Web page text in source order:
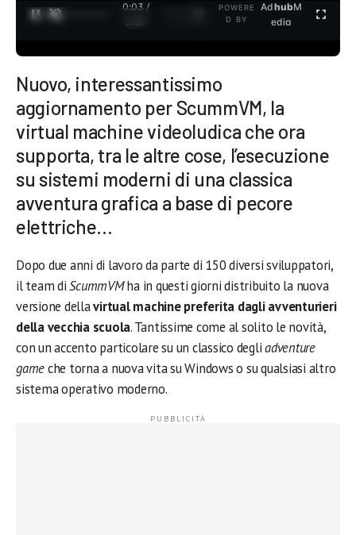
0:04 /
3:37
POWERE
D BY
AdhubM
edia
Nuovo, interessantissimo
aggiornamento per ScummVM, la
virtual machine videoludica che ora
supporta, tra le altre cose, l’esecuzione
su sistemi moderni di una classica
avventura grafica a base di pecore
elettriche…
Dopo due anni di lavoro da parte di 150 diversi sviluppatori,
il team diScummVMha in questi giorni distribuito la nuova
versione dellavirtual machine preferita dagli avventurieri
della vecchia scuola. Tantissime come al solito le novità,
con un accento particolare su un classico degliadventure
gameche torna a nuova vita su Windows o su qualsiasi altro
sistema operativo moderno.